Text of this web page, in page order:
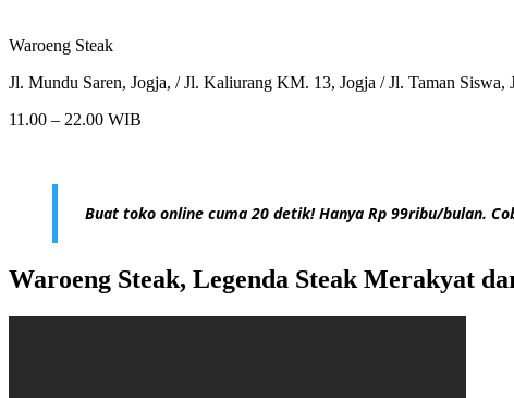
Waroeng Steak
Jl. Mundu Saren, Jogja, / Jl. Kaliurang KM. 13, Jogja / Jl. Taman Siswa,
11.00 – 22.00 WIB
Buat toko online cuma 20 detik! Hanya Rp 99ribu/bulan.
Waroeng Steak, Legenda Steak Merakyat